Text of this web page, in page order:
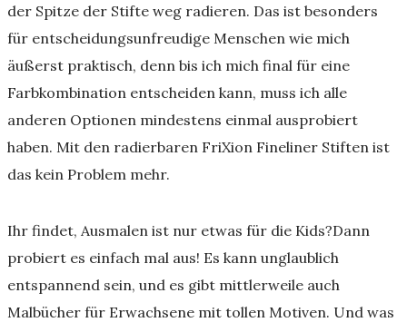
der Spitze der Stifte weg radieren. Das ist besonders
für entscheidungsunfreudige Menschen wie mich
äußerst praktisch, denn bis ich mich final für eine
Farbkombination entscheiden kann, muss ich alle
anderen Optionen mindestens einmal ausprobiert
haben. Mit den radierbaren FriXion Fineliner Stiften ist
das kein Problem mehr.
Ihr findet, Ausmalen ist nur etwas für die Kids?Dann
probiert es einfach mal aus! Es kann unglaublich
entspannend sein, und es gibt mittlerweile auch
Malbücher für Erwachsene mit tollen Motiven. Und was